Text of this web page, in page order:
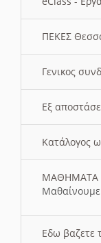
ΠΕΚΕΣ
Γενικος
Εξ
Κατάλογος
ΜΑΘΗΜΑΤΑ
Εδω βαζετε